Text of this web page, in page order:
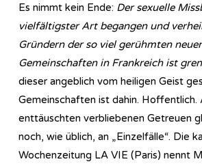
Es nimmt kein Ende: Der sexuelle
vielfältigster Art begangen und
Gründern der so viel gerühmten
Gemeinschaften in Frankreich ist
dieser angeblich vom heiligen Geist
Gemeinschaften ist dahin. Hoffentlich.
enttäuschten verbliebenen Getreuen
noch, wie üblich, an „Einzelfälle“. Die
Wochenzeitung LA VIE (Paris) nennt